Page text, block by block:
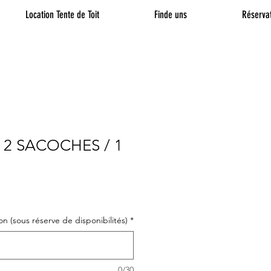
Location Tente de Toit Finde uns
SACOCHES / 1
(sous réserve de disponibilités) *